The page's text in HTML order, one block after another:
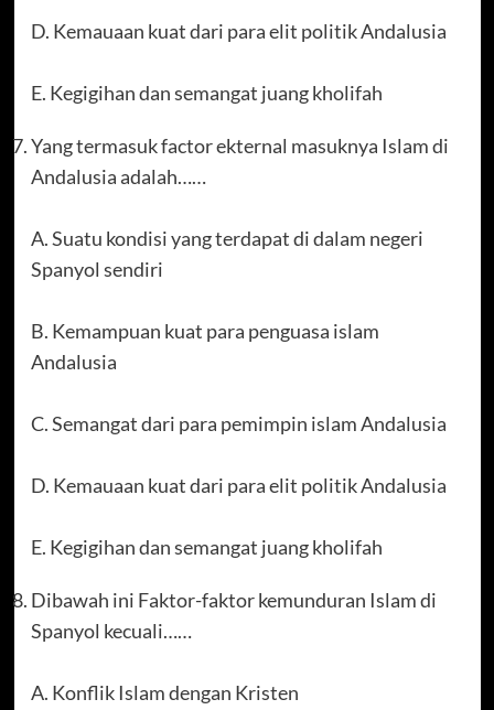
D. Kemauaan kuat dari para elit politik Andalusia
E. Kegigihan dan semangat juang kholifah
Yang termasuk factor ekternal masuknya Islam di
Andalusia adalah……
A. Suatu kondisi yang terdapat di dalam negeri
Spanyol sendiri
B. Kemampuan kuat para penguasa islam
Andalusia
C. Semangat dari para pemimpin islam Andalusia
D. Kemauaan kuat dari para elit politik Andalusia
E. Kegigihan dan semangat juang kholifah
Dibawah ini Faktor-faktor kemunduran Islam di
Spanyol kecuali……
A. Konflik Islam dengan Kristen